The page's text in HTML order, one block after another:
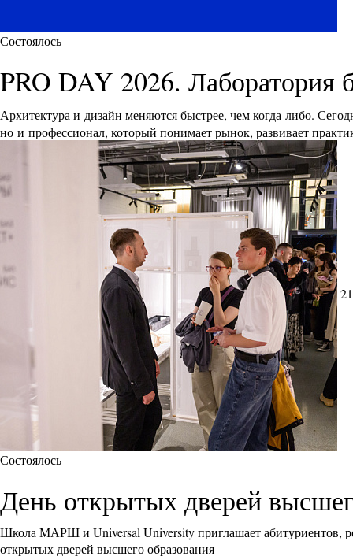
Состоялось
PRO DAY 2026. Лаборатория
Архитектура и дизайн меняются быстрее, чем когда-либо.
но и профессионал, который понимает рынок, развивает
Состоялось
День открытых дверей
Школа МАРШ и Universal University приглашает абитуриентов,
открытых дверей высшего образования